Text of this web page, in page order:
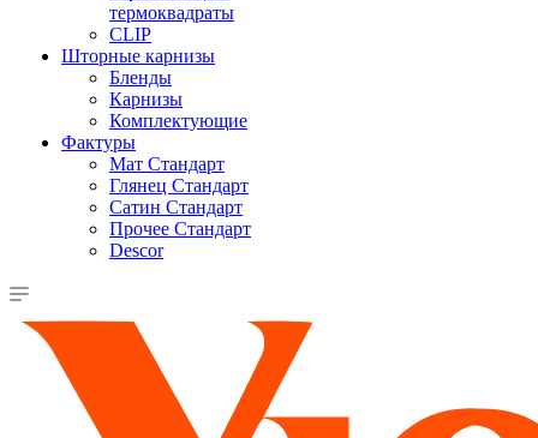
термоквадраты
CLIP
Шторные карнизы
Бленды
Карнизы
Комплектующие
Фактуры
Мат Стандарт
Глянец Стандарт
Сатин Стандарт
Прочее Стандарт
Descor